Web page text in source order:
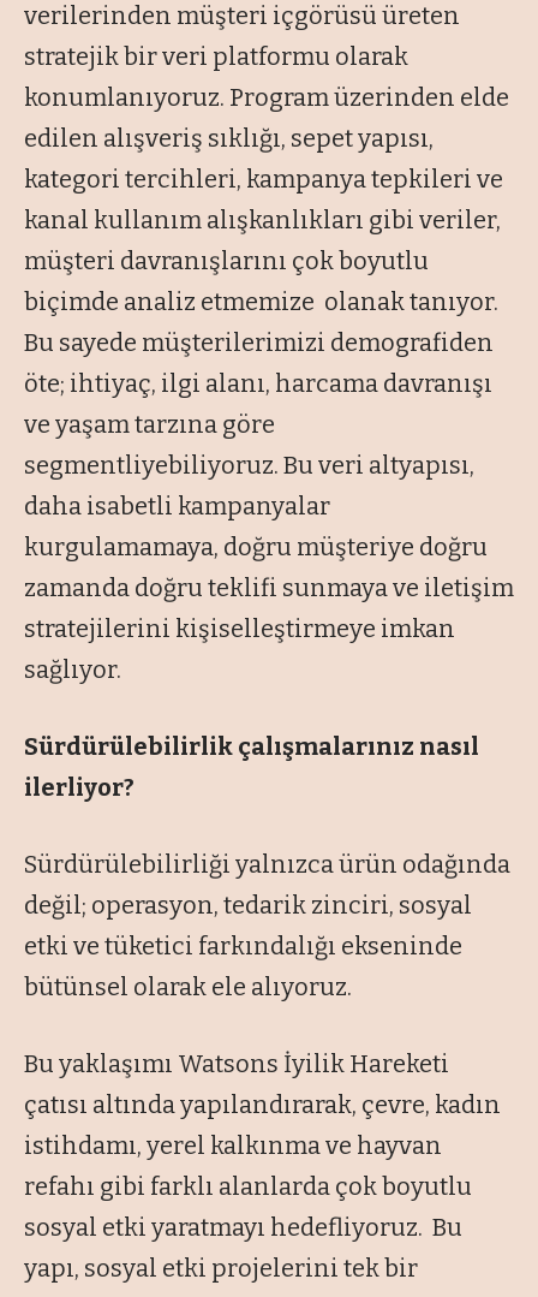
verilerinden müşteri içgörüsü üreten
stratejik bir veri platformu olarak
konumlanıyoruz. Program üzerinden elde
edilen alışveriş sıklığı, sepet yapısı,
kategori tercihleri, kampanya tepkileri ve
kanal kullanım alışkanlıkları gibi veriler,
müşteri davranışlarını çok boyutlu
biçimde analiz etmemize olanak tanıyor.
Bu sayede müşterilerimizi demografiden
öte; ihtiyaç, ilgi alanı, harcama davranışı
ve yaşam tarzına göre
segmentliyebiliyoruz. Bu veri altyapısı,
daha isabetli kampanyalar
kurgulamamaya, doğru müşteriye doğru
zamanda doğru teklifi sunmaya ve iletişim
stratejilerini kişiselleştirmeye imkan
sağlıyor.
Sürdürülebilirlik çalışmalarınız nasıl
ilerliyor?
Sürdürülebilirliği yalnızca ürün odağında
değil; operasyon, tedarik zinciri, sosyal
etki ve tüketici farkındalığı ekseninde
bütünsel olarak ele alıyoruz.
Bu yaklaşımı Watsons İyilik Hareketi
çatısı altında yapılandırarak, çevre, kadın
istihdamı, yerel kalkınma ve hayvan
refahı gibi farklı alanlarda çok boyutlu
sosyal etki yaratmayı hedefliyoruz. Bu
yapı, sosyal etki projelerini tek bir